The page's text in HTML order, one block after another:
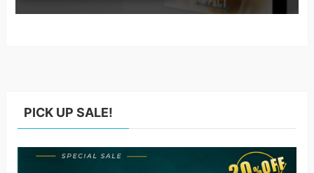
PICK UP SALE!